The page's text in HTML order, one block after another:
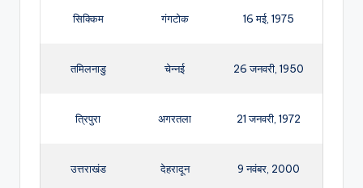
सिक्किम गंगटोक 16 मई, 1975
तमिलनाडु चेन्नई 26 जनवरी, 1950
त्रिपुरा अगरतला 21 जनवरी, 1972
उत्तराखंड देहरादून 9 नवंबर, 2000